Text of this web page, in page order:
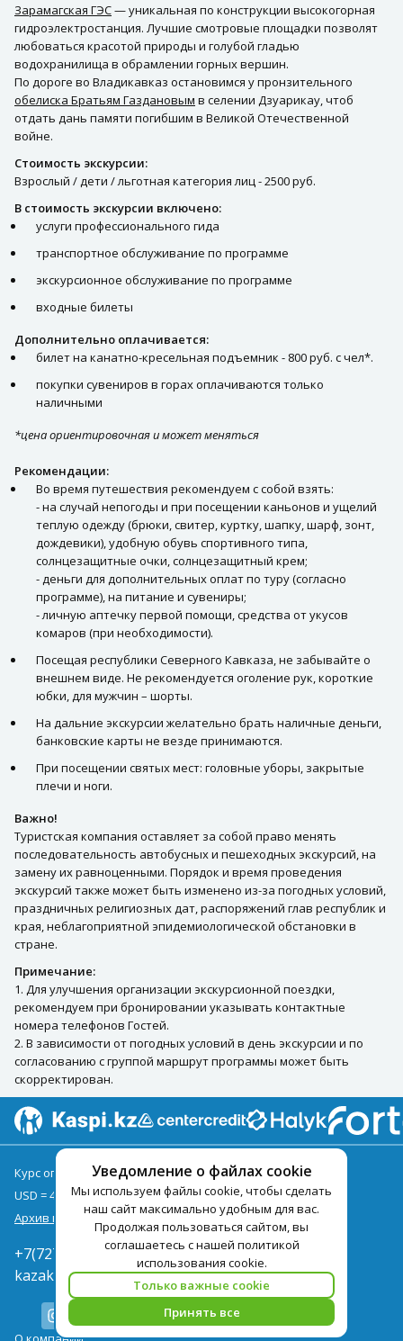
Зарамагская ГЭС— уникальная по конструкции высокогорная
гидроэлектростанция. Лучшие смотровые площадки позволят
любоваться красотой природы и голубой гладью
водохранилища в обрамлении горных вершин.
По дороге во Владикавказ остановимся у пронзительного
обелиска Братьям Газдановым в селении Дзуарикау, чтоб
отдать дань памяти погибшим в Великой Отечественной
войне.
Стоимость экскурсии:
Взрослый / дети / льготная категория лиц - 2500 руб.
В стоимость экскурсии включено:
услуги профессионального гида
транспортное обслуживание по программе
экскурсионное обслуживание по программе
входные билеты
Дополнительно оплачивается:
билет на канатно-кресельная подъемник - 800 руб. с чел*.
покупки сувениров в горах оплачиваются только
наличными
*цена ориентировочная и может меняться
Рекомендации:
Во время путешествия рекомендуем с собой взять:
- на случай непогоды и при посещении каньонов и ущелий
теплую одежду (брюки, свитер, куртку, шапку, шарф, зонт,
дождевики), удобную обувь спортивного типа,
солнцезащитные очки, солнцезащитный крем;
- деньги для дополнительных оплат по туру (согласно
программе), на питание и сувениры;
- личную аптечку первой помощи, средства от укусов
комаров (при необходимости).
Посещая республики Северного Кавказа, не забывайте о
внешнем виде. Не рекомендуется оголение рук, короткие
юбки, для мужчин – шорты.
На дальние экскурсии желательно брать наличные деньги,
банковские карты не везде принимаются.
При посещении святых мест: головные уборы, закрытые
плечи и ноги.
Важно!
Туристская компания оставляет за собой право менять
последовательность автобусных и пешеходных экскурсий, на
замену их равноценными. Порядок и время проведения
экскурсий также может быть изменено из-за погодных условий,
праздничных религиозных дат, распоряжений глав республик и
края, неблагоприятной эпидемиологической обстановки в
стране.
Примечание:
1. Для улучшения организации экскурсионной поездки,
рекомендуем при бронировании указывать контактные
номера телефонов Гостей.
2. В зависимости от погодных условий в день экскурсии и по
согласованию с группой маршрут программы может быть
скорректирован.
Уведомление о файлах cookie
Мы используем файлы cookie, чтобы сделать
наш сайт максимально удобным для вас.
Продолжая пользоваться сайтом, вы
соглашаетесь с нашей политикой
использования cookie.
Только важные cookie
Принять все
Курс оплаты туров на 10.08
USD = 478,00
EUR = 551,00
Архив курсов
+7(727)3771000
kazakhstan@pegast.com.kz